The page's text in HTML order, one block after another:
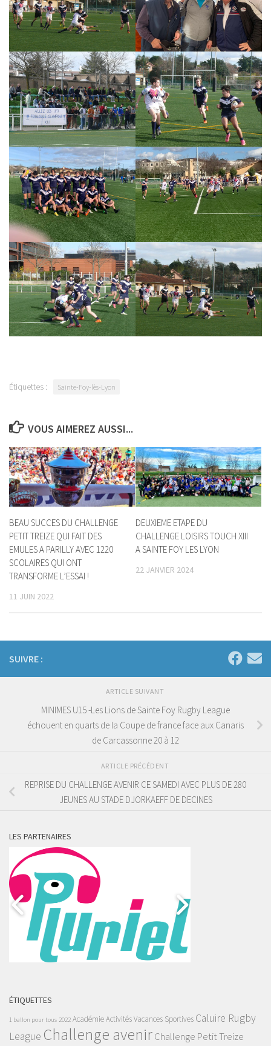
Étiquettes : Sainte-Foy-lès-Lyon
VOUS AIMEREZ AUSSI...
BEAU SUCCES DU CHALLENGE
PETIT TREIZE QUI FAIT DES
EMULES A PARILLY AVEC 1220
SCOLAIRES QUI ONT
TRANSFORME L’ESSAI !
11 JUIN 2022
DEUXIEME ETAPE DU
CHALLENGE LOISIRS TOUCH XIII
A SAINTE FOY LES LYON
22 JANVIER 2024
SUIVRE :
ARTICLE SUIVANT
MINIMES U15 -Les Lions de Sainte Foy Rugby League
échouent en quarts de la Coupe de france face aux Canaris
de Carcassonne 20 à 12
ARTICLE PRÉCÉDENT
REPRISE DU CHALLENGE AVENIR CE SAMEDI AVEC PLUS DE 280
JEUNES AU STADE DJORKAEFF DE DECINES
LES PARTENAIRES
ÉTIQUETTES
1 ballon pour tous 2022 AcadémieActivités Vacances Sportives Caluire Rugby
League Challenge avenirChallenge Petit Treize